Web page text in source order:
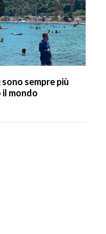
sempre più
mondo